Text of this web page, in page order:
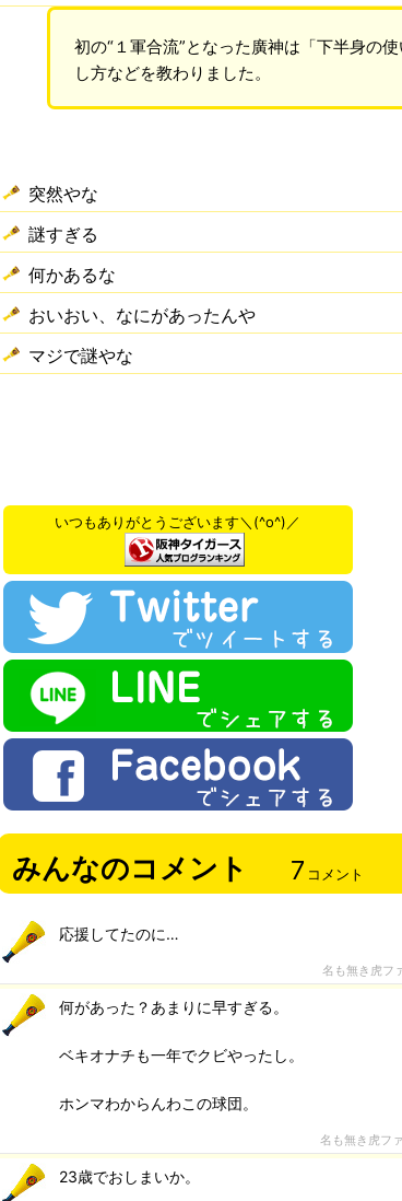
初の“１軍合流”となった廣神は「下半身の
し方などを教わりました。
突然やな
謎すぎる
何かあるな
おいおい、なにがあったんや
マジで謎やな
いつもありがとうございます＼(^o^)／
みんなのコメント 7 コメント
応援してたのに…
名も無き虎フ
何があった？あまりに早すぎる。
ベキオナチも一年でクビやったし。
ホンマわからんわこの球団。
名も無き虎フ
23歳でおしまいか。